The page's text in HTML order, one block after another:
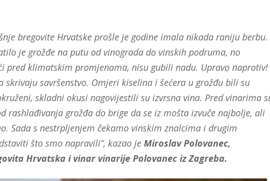
bregovite Hrvatske prošle je godine imala nikada raniju berbu.
je grožđe na putu od vinograda do vinskih podruma, no
pred klimatskim promjenama, nisu gubili nadu. Upravo naprotiv!
skrivaju savršenstvo. Omjeri kiselina i šećera u grožđu bili su
skladni okusi nagovijestili su izvrsna vina. Pred vinarima
rashlađivanja grožđa do brige da se iz mošta izvuče najbolje, ali
Sada s nestrpljenjem čekamo vinskim znalcima i drugim
što smo napravili“, kazao je Miroslav Polovanec,
Hrvatska i vinar vinarije Polovanec iz Zagreba.